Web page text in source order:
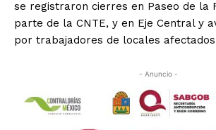
se registraron cierres en Paseo de la
parte de la CNTE, y en Eje Central y
por trabajadores de locales
- Anuncio -